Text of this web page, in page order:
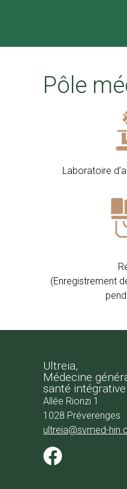
Pôle
Laboratoire
​(Enregistrement
Ultreia,
Médecine
​santé intégrative
Allée Rionzi 1
1028 Préverenges
ultreia@svmed-